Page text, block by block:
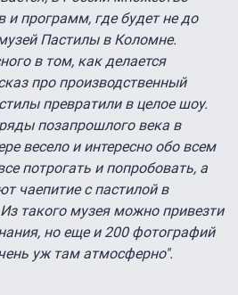
и программ, где будет не до
Пастилы в Коломне.
в том, как делается
про производственный
превратили в целое шоу.
позапрошлого века в
весело и интересно обо всем
потрогать и попробовать, а
чаепитие с пастилой в
такого музея можно привезти
но еще и 200 фотографий
уж там атмосферно".